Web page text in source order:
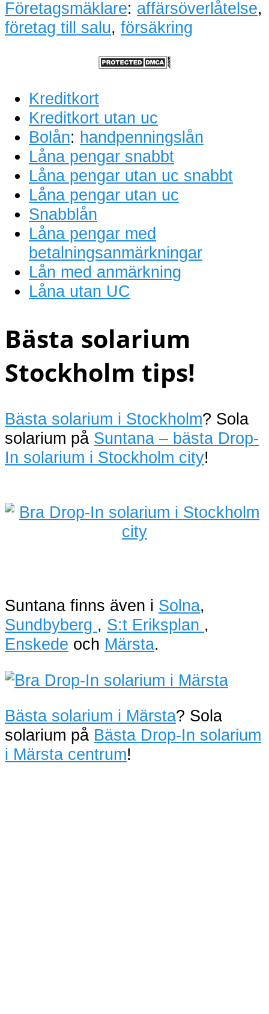
Företagsmäklare: affärsöverlåtelse,
företag till salu, försäkring
Kreditkort
Kreditkort utan uc
Bolån: handpenningslån
Låna pengar snabbt
Låna pengar utan uc snabbt
Låna pengar utan uc
Snabblån
Låna pengar med
betalningsanmärkningar
Lån med anmärkning
Låna utan UC
Bästa solarium
Stockholm tips!
Bästa solarium i Stockholm? Sola
solarium på Suntana – bästa Drop-
In solarium i Stockholm city!
Suntana finns även i Solna,
Sundbyberg , S:t Eriksplan ,
Enskede och Märsta.
Bästa solarium i Märsta? Sola
solarium på Bästa Drop-In solarium
i Märsta centrum!